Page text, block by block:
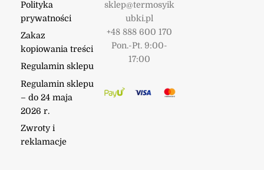
Polityka
prywatności
Zakaz
kopiowania treści
Regulamin sklepu
Regulamin sklepu
– do 24 maja
2026 r.
Zwroty i
reklamacje
sklep@termosyik
ubki.pl
+48 888 600 170
Pon.-Pt. 9:00-
17:00